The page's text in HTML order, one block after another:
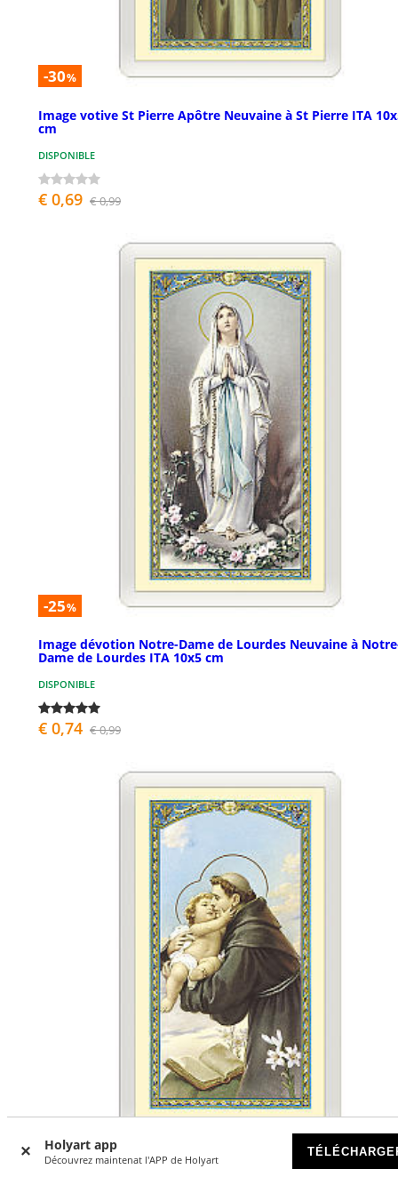
Holyart app
Découvrez maintenat l'APP de Holyart
-30%
Image votive St Pierre Apôtre Neuvaine à St Pierre ITA
cm
DISPONIBLE
€ 0,69 € 0,99
-25%
Image dévotion Notre-Dame de Lourdes Neuvaine à
Dame de Lourdes ITA 10x5 cm
DISPONIBLE
€ 0,74 € 0,99
Image votive St Antoine de Padou Invocation contre les